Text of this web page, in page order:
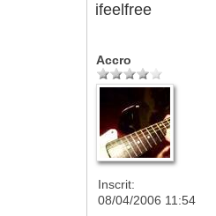
ifeelfree
Accro
Inscrit:
08/04/2006 11:54